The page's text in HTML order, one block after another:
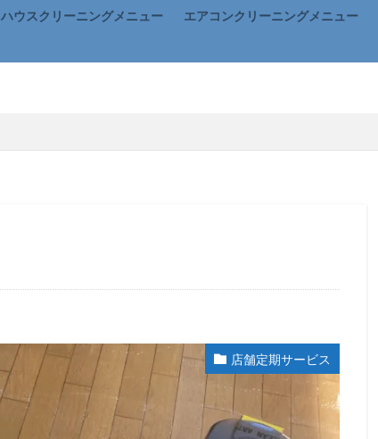
ハウスクリーニングメニュー エアコンクリーニングメニュー
店舗定期サービス